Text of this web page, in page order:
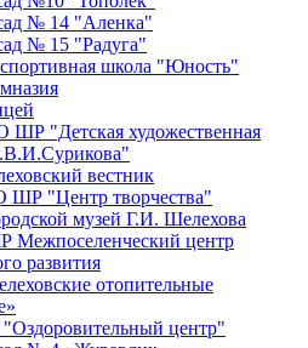
№ 14 "Аленка"
№ 15 "Радуга"
школа "Юность"
"Детская художественная
вестник
"Центр творчества"
музей Г.И. Шелехова
центр
развития
отопительные
центр"